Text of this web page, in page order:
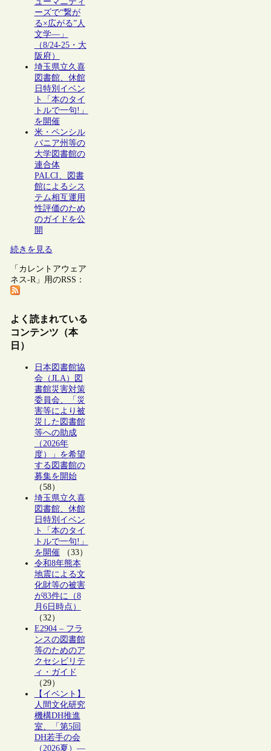
ーズで“繋が
る×広がる”人
文学―」
（8/24-25・大
阪府）
埼玉県立久喜
図書館、休館
日特別イベン
ト「本のタイ
トルで一句!」
を開催
米・ペンシル
バニア州等の
大学図書館の
連合体
PALCI、図書
館によるシス
テム相互運用
性評価のため
のガイドを公
開
続きを見る
「カレントアウェア
ネス-R」用のRSS：
よく読まれている
コンテンツ（本
日）
日本図書館協
会（JLA）図
書館災害対策
委員会、「災
害等により被
災した図書館
等への助成
（2026年
度）」を希望
する図書館の
募集を開始
（58）
埼玉県立久喜
図書館、休館
日特別イベン
ト「本のタイ
トルで一句!」
を開催（33）
令和8年熊本
地震による文
化財等の被害
が83件に（8
月6日時点）
（32）
E2904 – フラ
ンスの図書館
等のためのア
クセシビリテ
ィ・ガイド
（29）
【イベント】
人間文化研究
機構DH推進
室、「第5回
DH若手の会
（2026夏）―